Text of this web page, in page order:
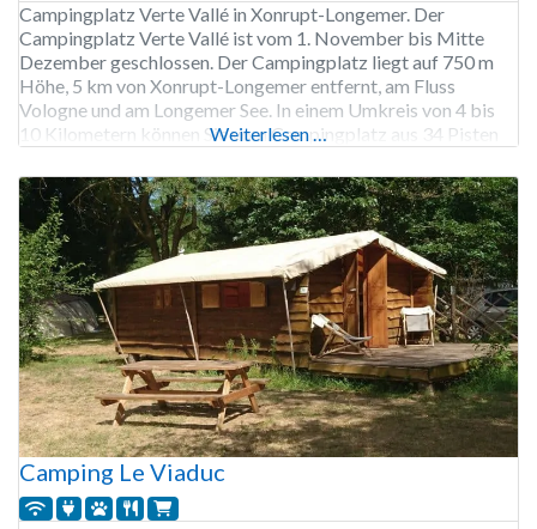
Campingplatz Verte Vallé in Xonrupt-Longemer. Der
Campingplatz Verte Vallé ist vom 1. November bis Mitte
Dezember geschlossen. Der Campingplatz liegt auf 750 m
Höhe, 5 km von Xonrupt-Longemer entfernt, am Fluss
Vologne und am Longemer See. In einem Umkreis von 4 bis
10 Kilometern können Sie vom Campingplatz aus 34 Pisten
Campingplatz
Weiterlesen …
Camping Le Viaduc